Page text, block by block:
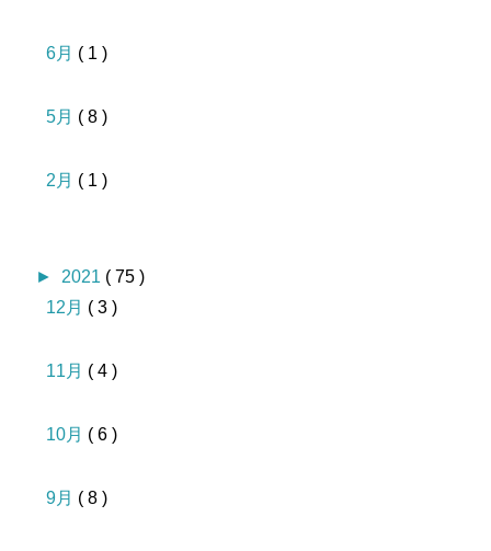
6月 ( 1 )
5月 ( 8 )
2月 ( 1 )
► 2021 ( 75 )
12月 ( 3 )
11月 ( 4 )
10月 ( 6 )
9月 ( 8 )